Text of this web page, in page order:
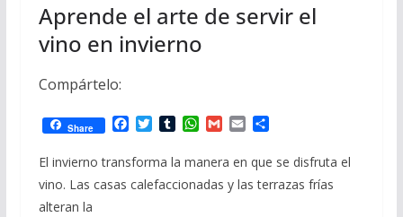
Aprende el arte de servir el
vino en invierno
Compártelo:
Share
F
c
e
b
T
i
t
t
T
m
b
l
W
a
t
s
G
a
i
l
E
a
i
l
C
m
p
a
El invierno transforma la manera en que se disfruta el
vino. Las casas calefaccionadas y las terrazas frías
alteran la